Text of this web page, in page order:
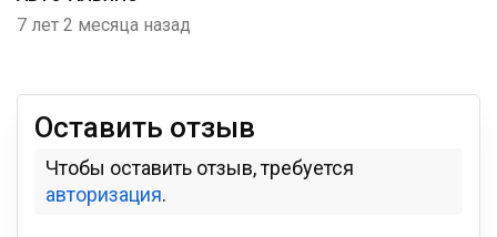
7 лет 2 месяца назад
Оставить отзыв
Чтобы оставить отзыв, требуется
авторизация.